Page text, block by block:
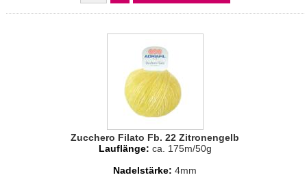
Zucchero Filato Fb. 22 Zitronengelb
Lauflänge: ca. 175m/50g
Nadelstärke: 4mm